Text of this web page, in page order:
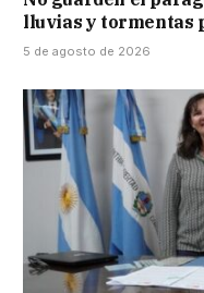
lluvias y tormentas
5 de agosto de 2026